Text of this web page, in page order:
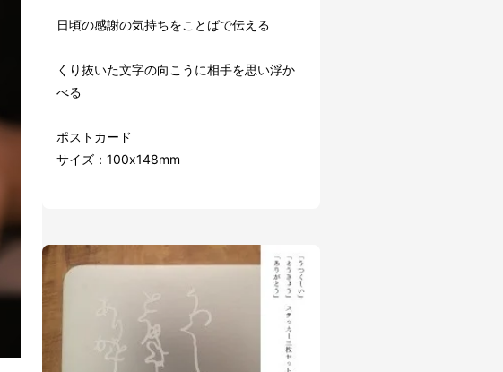
日頃の感謝の気持ちをことばで伝える
くり抜いた文字の向こうに相手を思い浮か
べる
ポストカード
サイズ：100x148mm